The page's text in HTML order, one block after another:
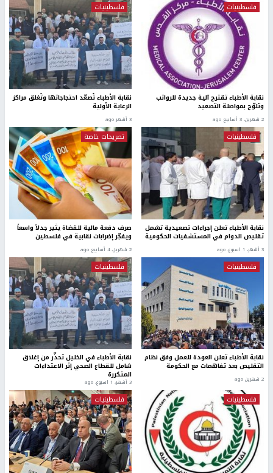
فلسطينيات
نقابة الأطباء تقترح آلية جديدة للرواتب
وتلوّح بمواصلة التصعيد
2 شهرين، 3 أسابيع ago
فلسطينيات
نقابة الأطباء تُصعّد احتجاجاتها وتُغلق مراكز
الرعاية الأولية
3 أشهر ago
فلسطينيات
نقابة الأطباء تعلن إجراءات تصعيدية تشمل
تقليص الدوام في المستشفيات الحكومية
3 أشهر، 1 اسبوع. ago
تصريحات خاصة
صرف دفعة مالية للقضاة يثير جدلاً واسعاً
ويفجّر إضرابات نقابية في فلسطين
2 شهرين، 4 أسابيع ago
فلسطينيات
نقابة الأطباء تعلن العودة للعمل وفق نظام
التقليص بعد تفاهمات مع الحكومة
2 شهرين ago
فلسطينيات
نقابة الأطباء في الخليل تحذّر من إغلاق
شامل للقطاع الصحي إثر الاعتداءات
المتكررة
3 أشهر، 1 اسبوع. ago
فلسطينيات فلسطينيات